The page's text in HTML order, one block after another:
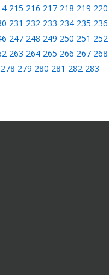
215 216 217 218 219 220
231 232 233 234 235 236
247 248 249 250 251 252
263 264 265 266 267 268
278 279 280 281 282 283